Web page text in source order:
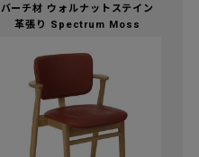
バーチ材 ウォルナットステイン
革張り Spectrum Moss